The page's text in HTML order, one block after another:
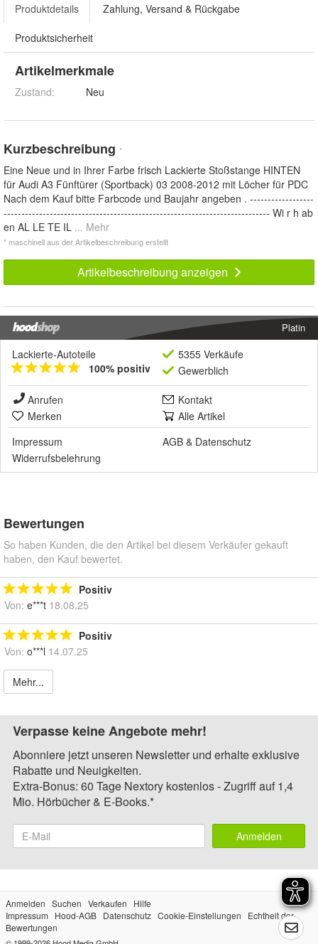
Produktdetails Zahlung, Versand & Rückgabe
Produktsicherheit
Artikelmerkmale
Zustand: Neu
Kurzbeschreibung *
Eine Neue und in Ihrer Farbe frisch Lackierte Stoßstange HINTEN
für Audi A3 Fünftürer (Sportback) 03 2008-2012 mit Löcher für PDC
Nach dem Kauf bitte Farbcode und Baujahr angeben . ------------------
--------------------------------------------------------------------------- Wi r h ab
en AL LE TE IL ... Mehr
* maschinell aus der Artikelbeschreibung erstellt
Artikelbeschreibung anzeigen
Platin
Lackierte-Autoteile
100% positiv
5355 Verkäufe
Gewerblich
Anrufen
Kontakt
Merken
Alle Artikel
Impressum
AGB & Datenschutz
Widerrufsbelehrung
Bewertungen
So haben Kunden, die den Artikel bei diesem Verkäufer gekauft
haben, den Kauf bewertet.
Positiv
Von: e***t 18.08.25
Positiv
Von: o***l 14.07.25
Mehr...
Verpasse keine Angebote mehr!
Abonniere jetzt unseren Newsletter und erhalte exklusive
Rabatte und Neuigkeiten.
Extra-Bonus: 60 Tage Nextory kostenlos - Zugriff auf 1,4
Mio. Hörbücher & E-Books.*
Anmelden
Anmelden Suchen Verkaufen
Hilfe
Impressum
Hood-AGB Datenschutz Cookie-Einstellungen
Echtheit der
Bewertungen